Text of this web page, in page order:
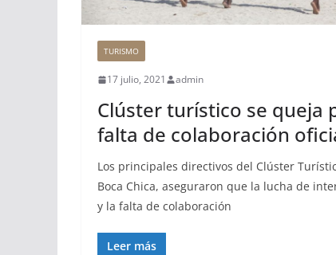
TURISMO
17 julio, 2021 admin
Clúster turístico se queja
falta de colaboración
Los principales directivos del Clúster
Boca Chica, aseguraron que la lucha de
y la falta de colaboración
Leer más